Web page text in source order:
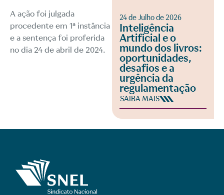
A ação foi julgada
procedente em 1ª instância
e a sentença foi proferida
no dia 24 de abril de 2024.
24 de Julho de 2026
Inteligência
Artificial e o
mundo dos livros:
oportunidades,
desafios e a
urgência da
regulamentação
SAIBA MAIS